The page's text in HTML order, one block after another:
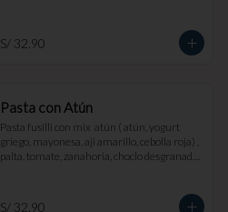
S/ 32.90
Pasta con Atún
Pasta fusilli con mix  atún ( atún, yogurt
griego, mayonesa, aji amarillo, cebolla roja) ,
palta, tomate, zanahoria, choclo desgranado
S/ 32.90